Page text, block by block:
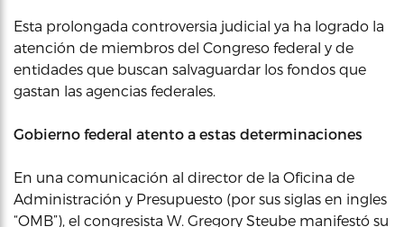
Esta prolongada controversia judicial ya ha logrado la
atención de miembros del Congreso federal y de
entidades que buscan salvaguardar los fondos que
gastan las agencias federales.
Gobierno federal atento a estas determinaciones
En una comunicación al director de la Oficina de
Administración y Presupuesto (por sus siglas en ingles
“OMB”), el congresista W. Gregory Steube manifestó su